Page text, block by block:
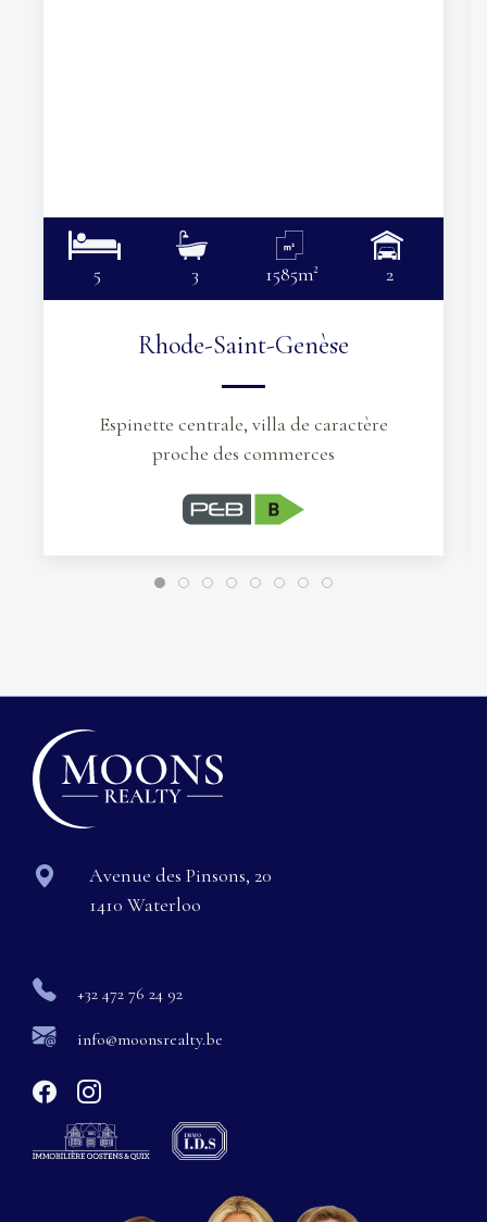
5 3 1585m² 2
Rhode-Saint-Genèse
Espinette centrale, villa de caractère
proche des commerces
Avenue des Pinsons, 20
1410 Waterloo
+32 472 76 24 92
info@moonsrealty.be